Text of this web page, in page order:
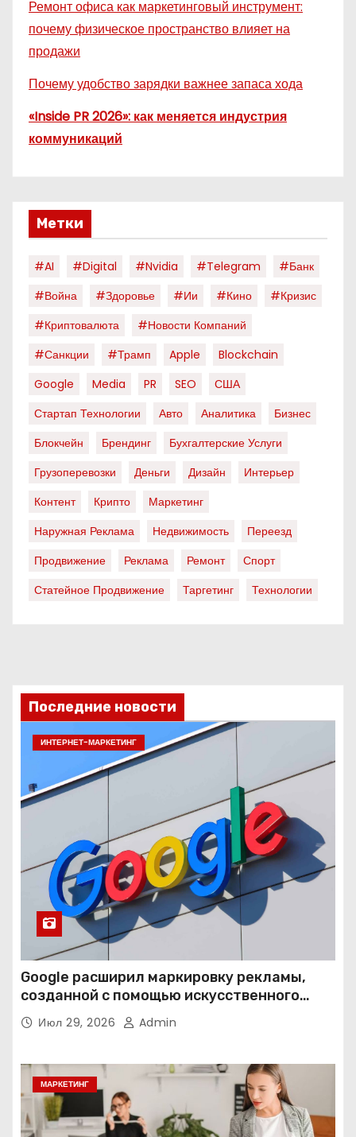
Ремонт офиса как маркетинговый инструмент:
почему физическое пространство влияет на
продажи
Почему удобство зарядки важнее запаса хода
«Inside PR 2026»: как меняется индустрия
коммуникаций
Метки
#AI #digital #nvidia #telegram
#банк
#война
#здоровье #ии #кино
#кризис
#криптовалюта
#новости Компаний
#санкции
#трамп Apple
Blockchain
Google
Media PR SEO
США
Стартап Технологии
Авто Аналитика
Бизнес
Блокчейн
Брендинг
Бухгалтерские Услуги
Грузоперевозки
Деньги Дизайн
Интерьер
Контент
Крипто
Маркетинг
Наружная Реклама
Недвижимость
Переезд
Продвижение
Реклама Ремонт
Спорт
Статейное Продвижение
Таргетинг Технологии
Последние новости
ИНТЕРНЕТ-МАРКЕТИНГ
Google расширил маркировку рекламы,
созданной с помощью искусственного
интеллекта
Июл 29, 2026 Admin
МАРКЕТИНГ